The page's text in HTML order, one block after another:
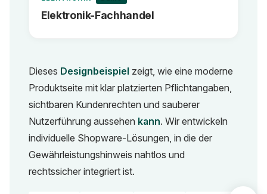
Elektronik-Fachhandel
Dieses Designbeispiel zeigt, wie eine moderne
Produktseite mit klar platzierten Pflichtangaben,
sichtbaren Kundenrechten und sauberer
Nutzerführung aussehen kann. Wir entwickeln
individuelle Shopware-Lösungen, in die der
Gewährleistungshinweis nahtlos und
rechtssicher integriert ist.